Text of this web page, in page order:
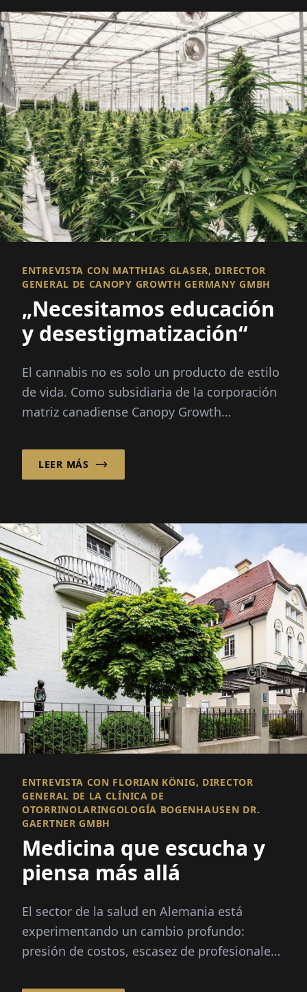
ENTREVISTA CON MATTHIAS GLASER, DIRECTOR
GENERAL DE CANOPY GROWTH GERMANY GMBH
„Necesitamos educación
y desestigmatización“
El cannabis no es solo un producto de estilo
de vida. Como subsidiaria de la corporación
matriz canadiense Canopy Growth
distribuye cannabis medicinal...
LEER MÁS
ENTREVISTA CON FLORIAN KÖNIG, DIRECTOR
GENERAL DE LA CLÍNICA DE
OTORRINOLARINGOLOGÍA BOGENHAUSEN DR.
GAERTNER GMBH
Medicina que escucha y
piensa más allá
El sector de la salud en Alemania está
experimentando un cambio profundo:
presión de costos, escasez de profesionales,